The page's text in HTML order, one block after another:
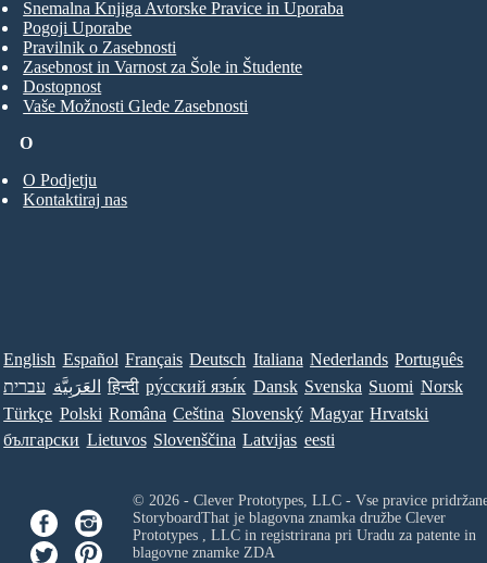
O
O Podjetju
Kontaktiraj nas
Snemalna Knjiga Avtorske Pravice in Uporaba
Pogoji Uporabe
Pravilnik o Zasebnosti
Zasebnost in Varnost za Šole in Študente
Dostopnost
Vaše Možnosti Glede Zasebnosti
English Español Français Deutsch Italiana Nederlands Português
עברית العَرَبِيَّة हिन्दी ру́сский язы́к Dansk Svenska Suomi Norsk
Türkçe Polski Româna Ceština Slovenský Magyar Hrvatski
български Lietuvos Slovenščina Latvijas eesti
© 2026 - Clever Prototypes, LLC - Vse pravice
StoryboardThat je blagovna znamka družbe Clever
Prototypes , LLCin registrirana pri Uradu za patente in
blagovne znamke ZDA